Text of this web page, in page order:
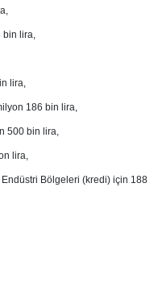
bin lira,
lira,
186 bin lira,
500 bin lira,
lira,
Endüstri Bölgeleri (kredi) için 188